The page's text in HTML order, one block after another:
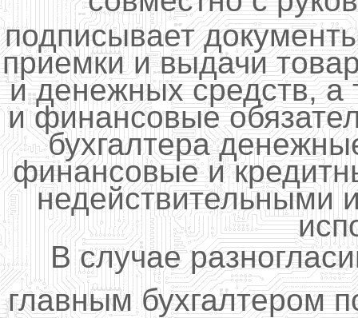
подписывает
приемки и выдачи
и денежных средств, а
и финансовые
бухгалтера
финансовые и
недействительными
В случае
главным бухгалтером